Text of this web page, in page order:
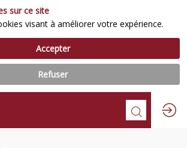
sur ce site
visant à améliorer votre expérience.
Accepter
Refuser